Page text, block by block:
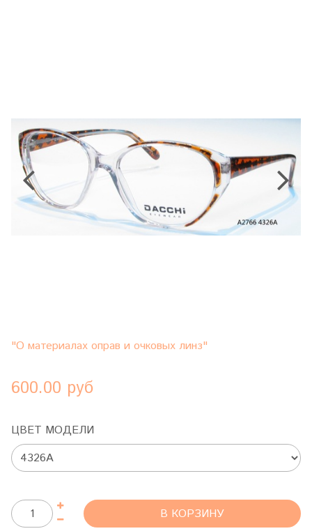
"О материалах оправ и очковых линз"
600.00 руб
ЦВЕТ МОДЕЛИ
В КОРЗИНУ